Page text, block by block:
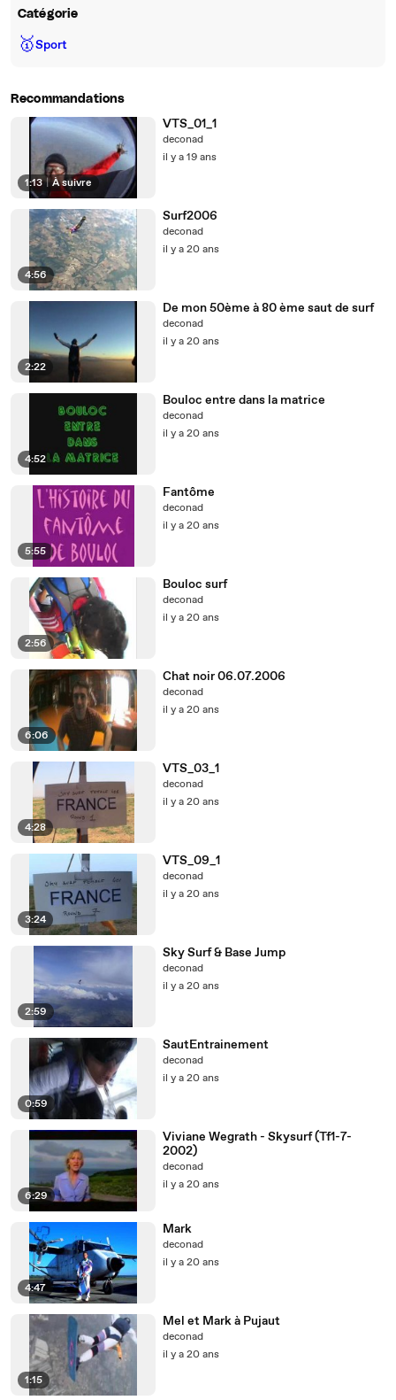
Catégorie
🥇Sport
Recommandations
1:13 | À suivre
VTS_01_1
deconad
il y a 19 ans
4:56
Surf2006
deconad
il y a 20 ans
2:22
De mon 50ème à 80 ème saut de surf
deconad
il y a 20 ans
4:52
Bouloc entre dans la matrice
deconad
il y a 20 ans
5:55
Fantôme
deconad
il y a 20 ans
2:56
Bouloc surf
deconad
il y a 20 ans
6:06
Chat noir 06.07.2006
deconad
il y a 20 ans
4:28
VTS_03_1
deconad
il y a 20 ans
3:24
VTS_09_1
deconad
il y a 20 ans
2:59
Sky Surf & Base Jump
deconad
il y a 20 ans
0:59
SautEntrainement
deconad
il y a 20 ans
6:29
Viviane Wegrath - Skysurf (Tf1-7-
2002)
deconad
il y a 20 ans
4:47
Mark
deconad
il y a 20 ans
1:15
Mel et Mark à Pujaut
deconad
il y a 20 ans